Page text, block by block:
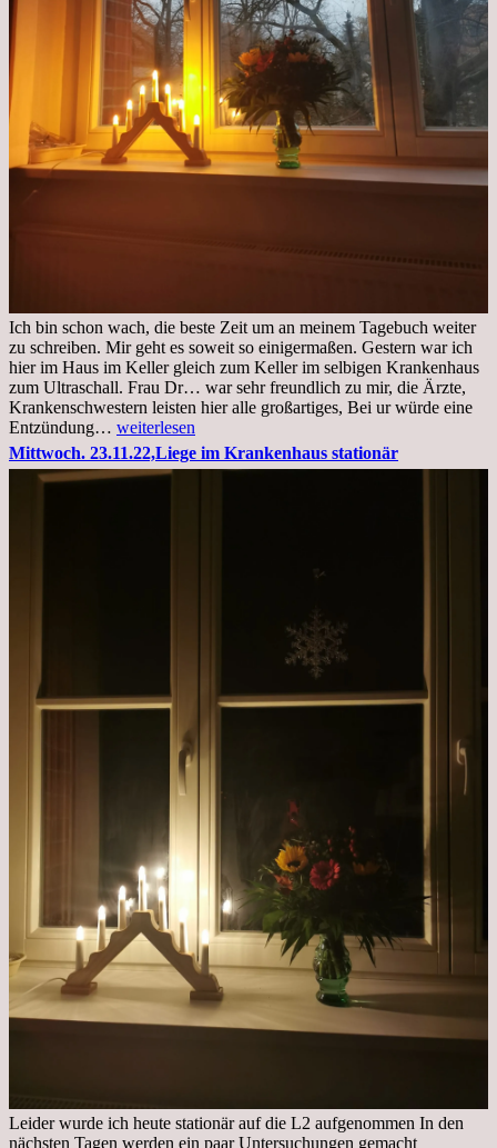
Ich bin schon wach, die beste Zeit um an meinem Tagebuch weiter
zu schreiben. Mir geht es soweit so einigermaßen. Gestern war ich
hier im Haus im Keller gleich zum Keller im selbigen Krankenhaus
zum Ultraschall. Frau Dr… war sehr freundlich zu mir, die Ärzte,
Krankenschwestern leisten hier alle großartiges, Bei ur würde eine
Entzündung… Freitag,
25.11.2022
Kleines
weiterlesen
Mittwoch. 23.11.22,Liege im Krankenhaus stationär
Leider wurde ich heute stationär auf die L2 aufgenommen In den
nächsten Tagen werden ein paar Untersuchungen gemacht